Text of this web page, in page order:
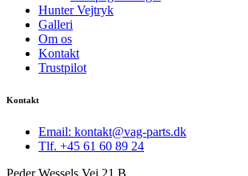
Hunter Vejtryk
Galleri
Om os
Kontakt
Trustpilot
Kontakt
Email: kontakt@vag-parts.dk
Tlf. +45 61 60 89 24